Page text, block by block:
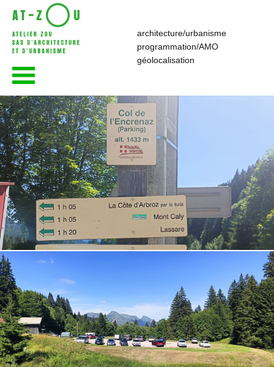
architecture/urbanisme
programmation/AMO
géolocalisation